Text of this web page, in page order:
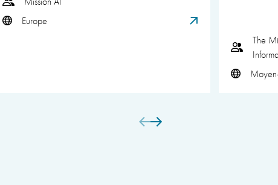
Europe
The